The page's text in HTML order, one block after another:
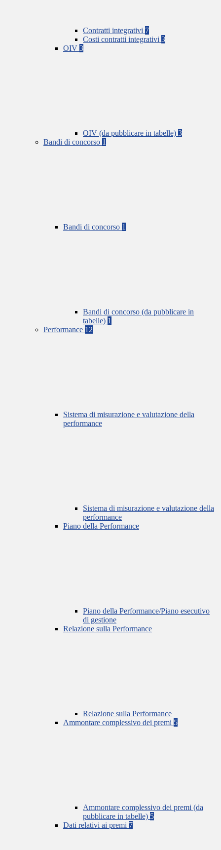
Contratti integrativi 7
Costi contratti integrativi 3
OIV 3
OIV (da pubblicare in tabelle) 3
Bandi di concorso 1
Bandi di concorso 1
Bandi di concorso (da pubblicare in
tabelle) 1
Performance 12
Sistema di misurazione e valutazione della
performance
Sistema di misurazione e valutazione della
performance
Piano della Performance
Piano della Performance/Piano esecutivo
di gestione
Relazione sulla Performance
Relazione sulla Performance
Ammontare complessivo dei premi 5
Ammontare complessivo dei premi (da
pubblicare in tabelle) 5
Dati relativi ai premi 7